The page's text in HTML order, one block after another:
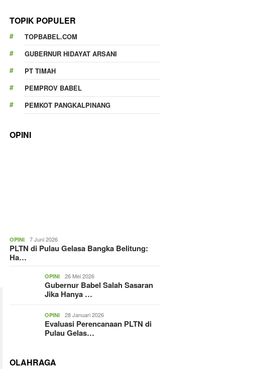
TOPIK POPULER
TOPBABEL.COM
GUBERNUR HIDAYAT ARSANI
PT TIMAH
PEMPROV BABEL
PEMKOT PANGKALPINANG
OPINI
OPINI 7 Juni 2026
PLTN di Pulau Gelasa Bangka Belitung:
Ha…
OPINI 26 Mei 2026
Gubernur Babel Salah Sasaran
Jika Hanya …
OPINI 28 Januari 2026
Evaluasi Perencanaan PLTN di
Pulau Gelas…
OLAHRAGA